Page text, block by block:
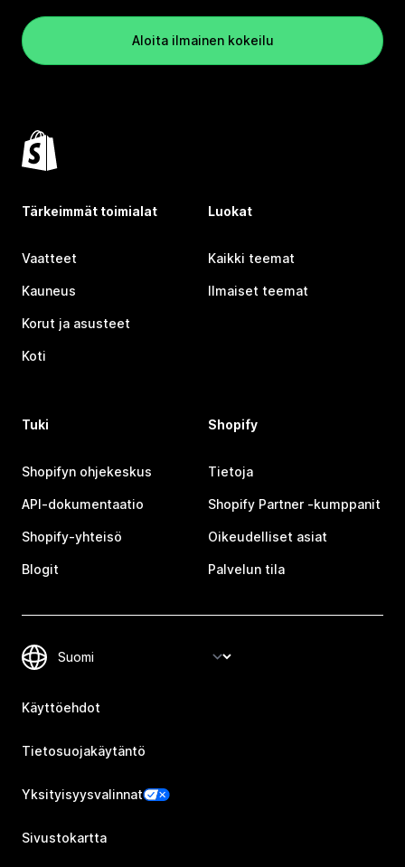
Aloita ilmainen kokeilu
Tärkeimmät toimialat
Vaatteet
Kauneus
Korut ja asusteet
Koti
Luokat
Kaikki teemat
Ilmaiset teemat
Tuki
Shopifyn ohjekeskus
API-dokumentaatio
Shopify-yhteisö
Blogit
Shopify
Tietoja
Shopify Partner ‑kumppanit
Oikeudelliset asiat
Palvelun tila
Käyttöehdot
Tietosuojakäytäntö
Yksityisyysvalinnat
Sivustokartta